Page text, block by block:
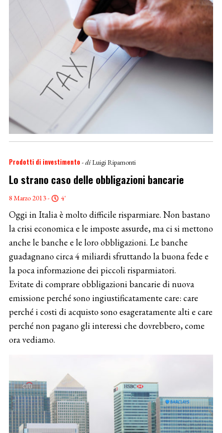
Prodotti di investimento - diLuigi Ripamonti
Lo strano caso delle obbligazioni bancarie
8 Marzo 2013 - 4'
Oggi in Italia è molto difficile risparmiare. Non bastano
la crisi economica e le imposte assurde, ma ci si mettono
anche le banche e le loro obbligazioni. Le banche
guadagnano circa 4 miliardi sfruttando la buona fede e
la poca informazione dei piccoli risparmiatori.
Evitate di comprare obbligazioni bancarie di nuova
emissione perché sono ingiustificatamente care: care
perché i costi di acquisto sono esageratamente alti e care
perché non pagano gli interessi che dovrebbero, come
ora vediamo.